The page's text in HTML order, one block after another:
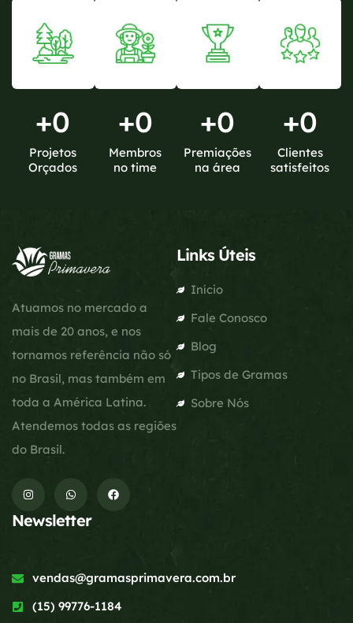
+0
Projetos
Orçados
+0
Membros
no time
+0
Premiações
na área
+0
Clientes
satisfeitos
Atuamos no mercado a
mais de 20 anos, e nos
tornamos referência não só
no Brasil, mas também em
toda a América Latina.
Atendemos todas as regiões
do Brasil.
Links Úteis
Início
Fale Conosco
Blog
Tipos de Gramas
Sobre Nós
Newsletter
vendas@gramasprimavera.com.br
(15) 99776-1184